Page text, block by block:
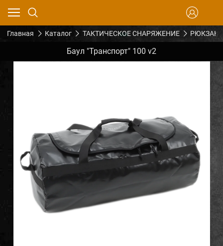
Главная Каталог ТАКТИЧЕСКОЕ СНАРЯЖЕНИЕ
Баул "Транспорт" 100 v2